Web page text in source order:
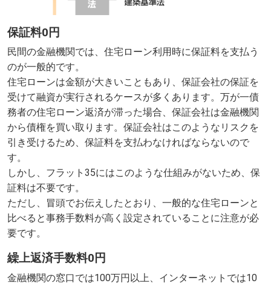
保証料0円
民間の金融機関では、住宅ローン利用時に保証料を支払う
のが一般的です。
住宅ローンは金額が大きいこともあり、保証会社の保証を
受けて融資が実行されるケースが多くあります。万が一債
務者の住宅ローン返済が滞った場合、保証会社は金融機関
から債権を買い取ります。保証会社はこのようなリスクを
引き受けるため、保証料を支払わなければならないので
す。
しかし、フラット35にはこのような仕組みがないため、保
証料は不要です。
ただし、冒頭でお伝えしたとおり、一般的な住宅ローンと
比べると事務手数料が高く設定されていることに注意が必
要です。
繰上返済手数料0円
金融機関の窓口では100万円以上、インターネットでは10